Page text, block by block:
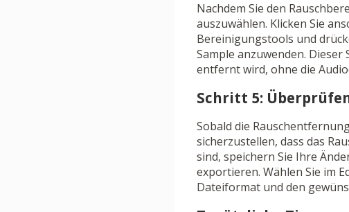
Nachdem Sie den
auszuwählen. Klicken Sie
Bereinigungstools und
Sample anzuwenden.
entfernt wird, ohne die
Schritt 5:
Sobald die
sicherzustellen, dass das
sind, speichern Sie Ihre
exportieren. Wählen Sie im
Dateiformat und den